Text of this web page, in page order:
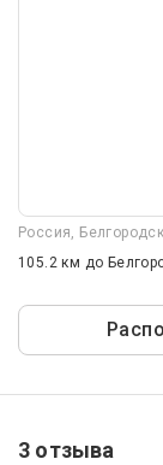
Россия,
105.2 км до
3 отзыва